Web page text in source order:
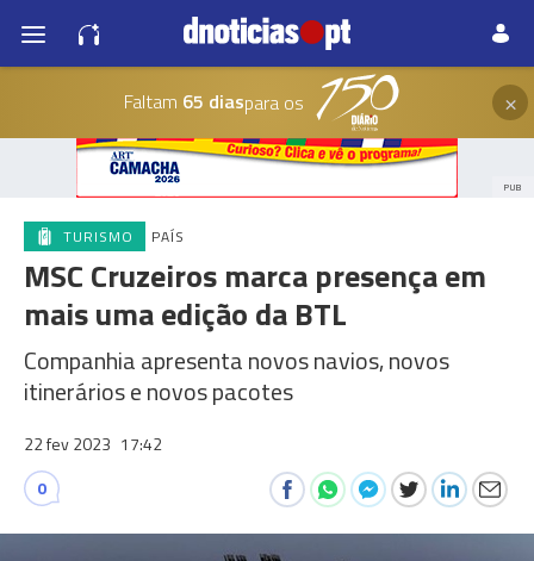
Faltam 65 diaspara os ×
PUB
TURISMO PAÍS
MSC Cruzeiros marca presença em
mais uma edição da BTL
Companhia apresenta novos navios, novos
itinerários e novos pacotes
22 fev 2023 17:42
0